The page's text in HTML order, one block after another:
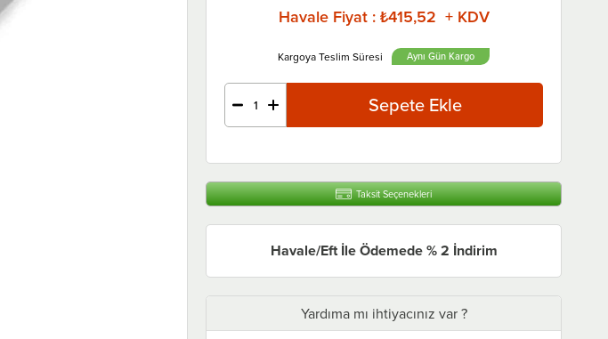
Havale Fiyat : ₺415,52 + KDV
Aynı Gün
Taksit Seçenekleri
Havale/Eft İle Ödemede % 2 İndirim
Yardıma mı ihtiyacınız var ?